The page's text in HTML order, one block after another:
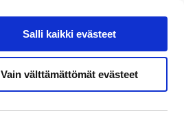
Salli kaikki evästeet
Vain välttämättömät evästeet
Hae sivustolta